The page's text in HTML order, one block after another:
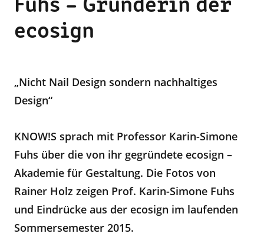
Fuhs – Gründerin der
ecosign
„Nicht Nail Design sondern nachhaltiges
Design“
KNOW!S sprach mit Professor Karin-Simone
Fuhs über die von ihr gegründete ecosign –
Akademie für Gestaltung. Die Fotos von
Rainer Holz zeigen Prof. Karin-Simone Fuhs
und Eindrücke aus der ecosign im laufenden
Sommersemester 2015.